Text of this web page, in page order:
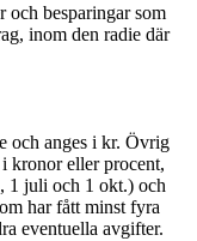
och besparingar som
inom den radie där
och anges i kr. Övrig
kronor eller procent,
1 juli och 1 okt.) och
har fått minst fyra
eventuella avgifter.